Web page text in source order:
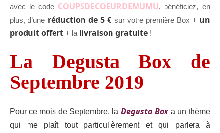
avec le code COUPSDECOEURDEMUMU, bénéficiez, en
plus, d’une réduction de 5 € sur votre première Box + un
produit offert + la livraison gratuite !
La Degusta Box de
Septembre 2019
Pour ce mois de Septembre, la Degusta Box a un thème
qui me plaît tout particulièrement et qui parlera à